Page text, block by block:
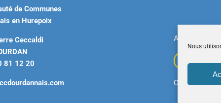
Nous
de Communes
en Hurepoix
Ceccaldi
81 12 20
Accueil
Copyright ©